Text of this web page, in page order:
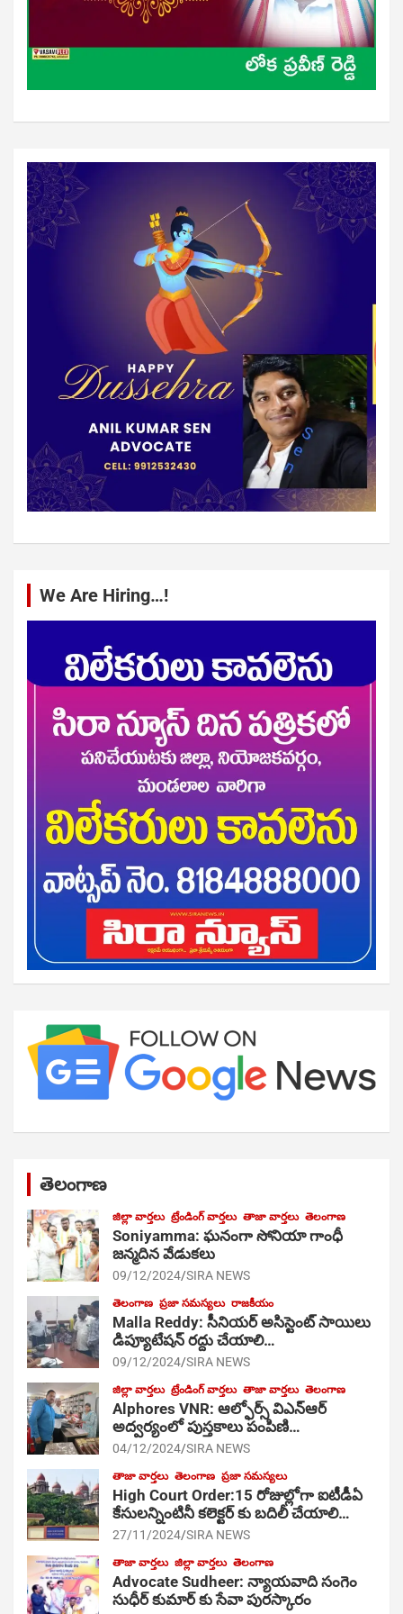
We Are Hiring…!
తెలంగాణ
జిల్లా వార్తలు ట్రేండింగ్ వార్తలు తాజా వార్తలు తెలంగాణ
Soniyamma: ఘ‌నంగా సోనియా గాంధీ
జ‌న్మ‌దిన వేడుక‌లు
09/12/2024 SIRA NEWS
తెలంగాణ ప్రజా సమస్యలు రాజకీయం
Malla Reddy: సీనియర్ అసిస్టెంట్ సాయిలు
డిప్యూటేషన్ రద్దు చేయాలి…
09/12/2024 SIRA NEWS
జిల్లా వార్తలు ట్రేండింగ్ వార్తలు తాజా వార్తలు తెలంగాణ
Alphores VNR: ఆల్ఫోర్స్ విఎన్ఆర్
అద్వర్యంలో పుస్తకాలు పంపిణి…
04/12/2024 SIRA NEWS
తాజా వార్తలు తెలంగాణ ప్రజా సమస్యలు
High Court Order:15 రోజుల్లోగా ఐటీడీఏ
కేసులన్నింటినీ కలెక్టర్ కు బదిలీ చేయాలి…
27/11/2024 SIRA NEWS
తాజా వార్తలు జిల్లా వార్తలు తెలంగాణ
Advocate Sudheer: న్యాయవాది సంగెం
సుధీర్ కుమార్ కు సేవా పురస్కారం